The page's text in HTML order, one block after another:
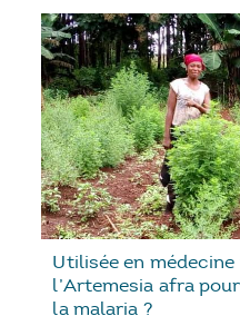
Utilisée en
l’Artemesia afra
la malaria ?